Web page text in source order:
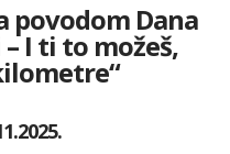
Dana
I ti to možeš,